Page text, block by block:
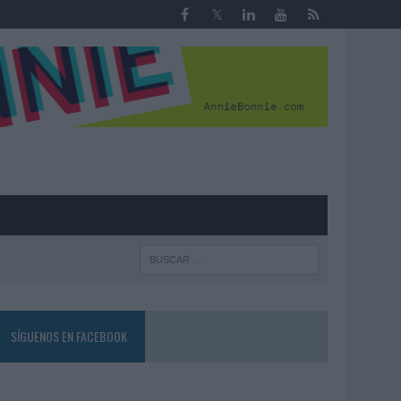
SÍGUENOS EN FACEBOOK